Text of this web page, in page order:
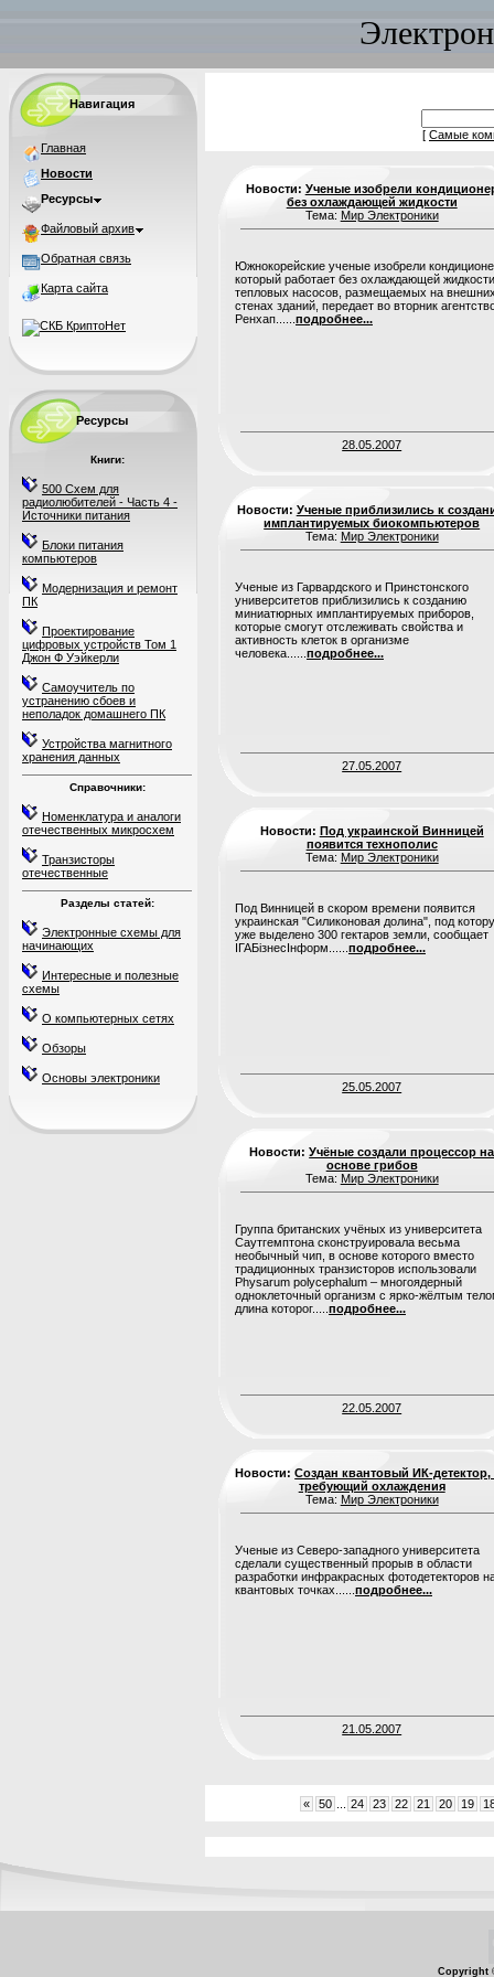
Навигация
Главная
Новости
Ресурсы
Файловый архив
Обратная связь
Карта сайта
Ресурсы
Книги:
500 Схем для
радиолюбителей - Часть 4 -
Источники питания
Блоки питания
компьютеров
Модернизация и ремонт
ПК
Проектирование
цифровых устройств Том 1
Джон Ф Уэйкерли
Самоучитель по
устранению сбоев и
неполадок домашнего ПК
Устройства магнитного
хранения данных
Справочники:
Номенклатура и аналоги
отечественных микросхем
Транзисторы
отечественные
Разделы статей:
Электронные схемы для
начинающих
Интересные и полезные
схемы
О компьютерных сетях
Обзоры
Основы электроники
[ Самые
Новости: Ученые изобрели
без охлаждающей жидкости
Тема: Мир Электроники
Южнокорейские ученые изобрели
который работает без охлаждающей
тепловых насосов, размещаемых на
стенах зданий, передает во вторник
Ренхап...... подробнее...
28.05.2007
Новости: Ученые приблизились к
имплантируемых биокомпьютеров
Тема: Мир Электроники
Ученые из Гарвардского и Принстонского
университетов приблизились к созданию
миниатюрных имплантируемых приборов,
которые смогут отслеживать свойства и
активность клеток в организме
человека...... подробнее...
27.05.2007
Новости: Под украинской Винницей
появится технополис
Тема: Мир Электроники
Под Винницей в скором времени появится
украинская "Силиконовая долина", под
уже выделено 300 гектаров земли, сообщает
ІГАБізнесІнформ...... подробнее...
25.05.2007
Новости:Учёные создали процессор на
основе грибов
Тема: Мир Электроники
Группа британских учёных из университета
Саутгемптона сконструировала весьма
необычный чип, в основе которого вместо
традиционных транзисторов использовали
Physarum polycephalum – многоядерный
одноклеточный организм с ярко-жёлтым
длина которог..... подробнее...
22.05.2007
Новости:Создан квантовый ИК-детектор,
требующий охлаждения
Тема: Мир Электроники
Ученые из Северо-западного университета
сделали существенный прорыв в области
разработки инфракрасных фотодетекторов
квантовых точках...... подробнее...
21.05.2007
« 50 24 23 22 21 20 19
Copyright